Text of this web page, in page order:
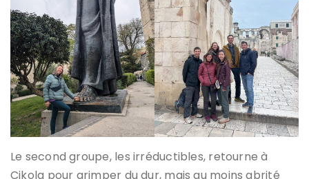
Le second groupe, les irréductibles, retourne à
Cikola pour grimper du dur, mais au moins abrité